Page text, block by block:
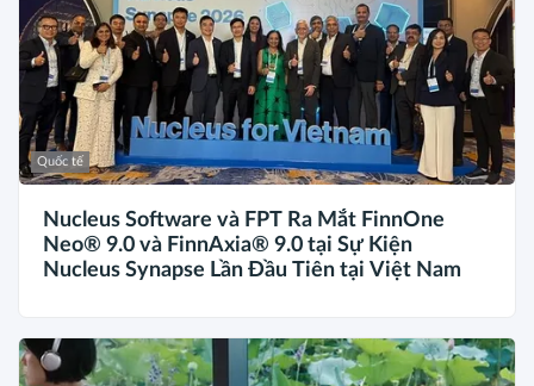
Quốc tế
Nucleus Software và FPT Ra Mắt FinnOne
Neo® 9.0 và FinnAxia® 9.0 tại Sự Kiện
Nucleus Synapse Lần Đầu Tiên tại Việt Nam